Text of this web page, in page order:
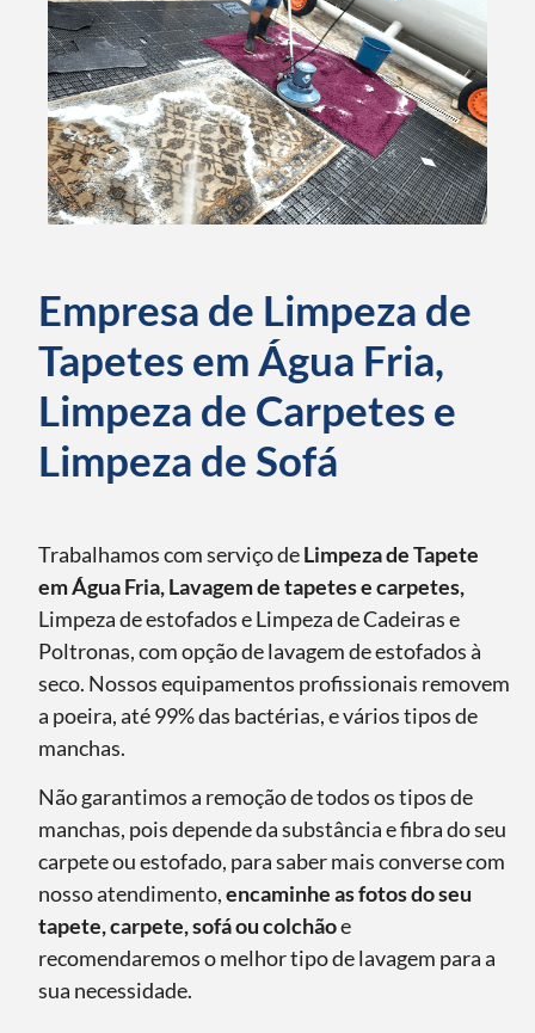
Empresa de Limpeza de
Tapetes em Água Fria,
Limpeza de Carpetes e
Limpeza de Sofá
Trabalhamos com serviço deLimpeza de Tapete
em Água Fria, Lavagem de tapetes e carpetes,
Limpeza de estofados e Limpeza de Cadeiras e
Poltronas, com opção de lavagem de estofados à
seco. Nossos equipamentos profissionais removem
a poeira, até 99% das bactérias, e vários tipos de
manchas.
Não garantimos a remoção de todos os tipos de
manchas, pois depende da substância e fibra do seu
carpete ou estofado, para saber mais converse com
nosso atendimento,encaminhe as fotos do seu
tapete, carpete, sofá ou colchãoe
recomendaremos o melhor tipo de lavagem para a
sua necessidade.